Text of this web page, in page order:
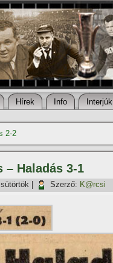
Hí­rek Info Interjúk
2-2
– Haladás 3-1
Szerző: K@rcsi